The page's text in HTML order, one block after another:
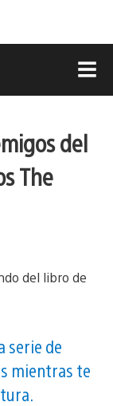
del
The
serie de
mientras te